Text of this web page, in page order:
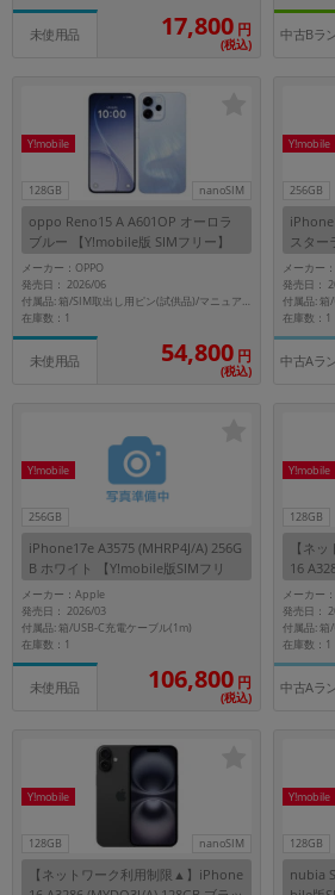
未使用品 17,800 円
(税込)
中古Bラ
128GB nanoSIM
Y!mobile
oppo Reno15 A A601OP オーロラ
ブルー 【Y!mobile版 SIMフリー】
メーカー：OPPO
発売日： 2026/06
付属品: 箱/SIM取出し用ピン(試供品)/マニュアル
在庫数：1
未使用品 54,800 円
(税込)
256GB
Y!mobile
スター
ー】
メーカー
発売日：
在庫数：1
中古Aラ
256GB
Y!mobile
iPhone17e A3575 (MHRP4J/A) 256G
B ホワイト 【Y!mobile版SIMフリ
ー】
メーカー：Apple
発売日： 2026/03
付属品: 箱/USB-C充電ケーブル(1m)
在庫数：1
未使用品 106,800 円
(税込)
128GB
Y!mobile
【ネ
16
ト 【
メーカー
発売日：
在庫数：1
中古Aラ
128GB nanoSIM
Y!mobile
【ネットワーク利用制限▲】iPhone
128GB
Y!mobile
nubia